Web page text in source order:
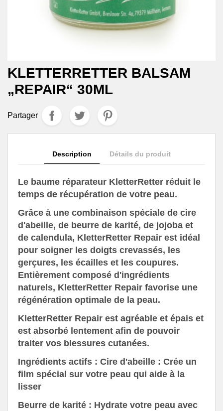
KLETTERRETTER BALSAM
„REPAIR“ 30ML
Partager
Description Détails du produit
Le baume réparateur KletterRetter réduit le
temps de récupération de votre peau.
Grâce à une combinaison spéciale de cire
d'abeille, de beurre de karité, de jojoba et
de calendula, KletterRetter Repair est idéal
pour soigner les doigts crevassés, les
gerçures, les écailles et les coupures.
Entièrement composé d'ingrédients
naturels, KletterRetter Repair favorise une
régénération optimale de la peau.
KletterRetter Repair est agréable et épais et
est absorbé lentement afin de pouvoir
traiter vos blessures cutanées.
Ingrédients actifs : Cire d'abeille : Crée un
film spécial sur votre peau qui aide à la
lisser
Beurre de karité : Hydrate votre peau avec